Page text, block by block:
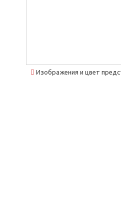
Изображения и цвет